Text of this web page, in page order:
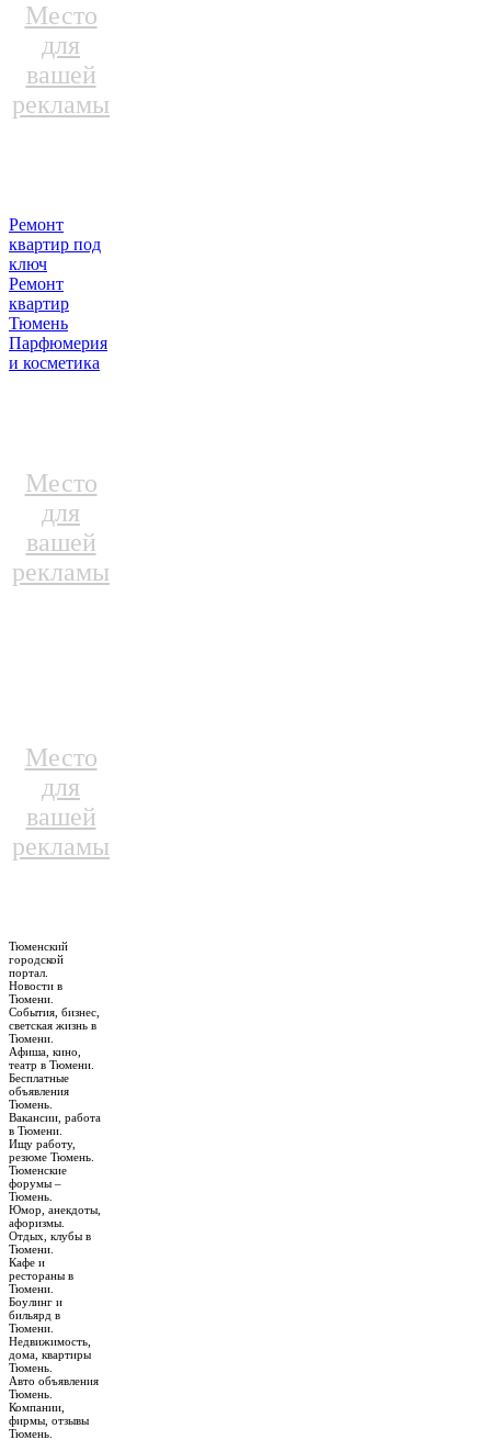
Место
для
вашей
рекламы
Ремонт
квартир под
ключ
Ремонт
квартир
Тюмень
Парфюмерия
и косметика
Место
для
вашей
рекламы
Место
для
вашей
рекламы
Тюменский
городской
портал.
Новости в
Тюмени.
События, бизнес,
светская жизнь в
Тюмени.
Афиша, кино,
театр в Тюмени.
Бесплатные
объявления
Тюмень.
Вакансии, работа
в Тюмени.
Ищу работу,
резюме Тюмень.
Тюменские
форумы –
Тюмень.
Юмор, анекдоты,
афоризмы.
Отдых, клубы в
Тюмени.
Кафе и
рестораны в
Тюмени.
Боулинг и
бильярд в
Тюмени.
Недвижимость,
дома, квартиры
Тюмень.
Авто объявления
Тюмень.
Компании,
фирмы, отзывы
Тюмень.